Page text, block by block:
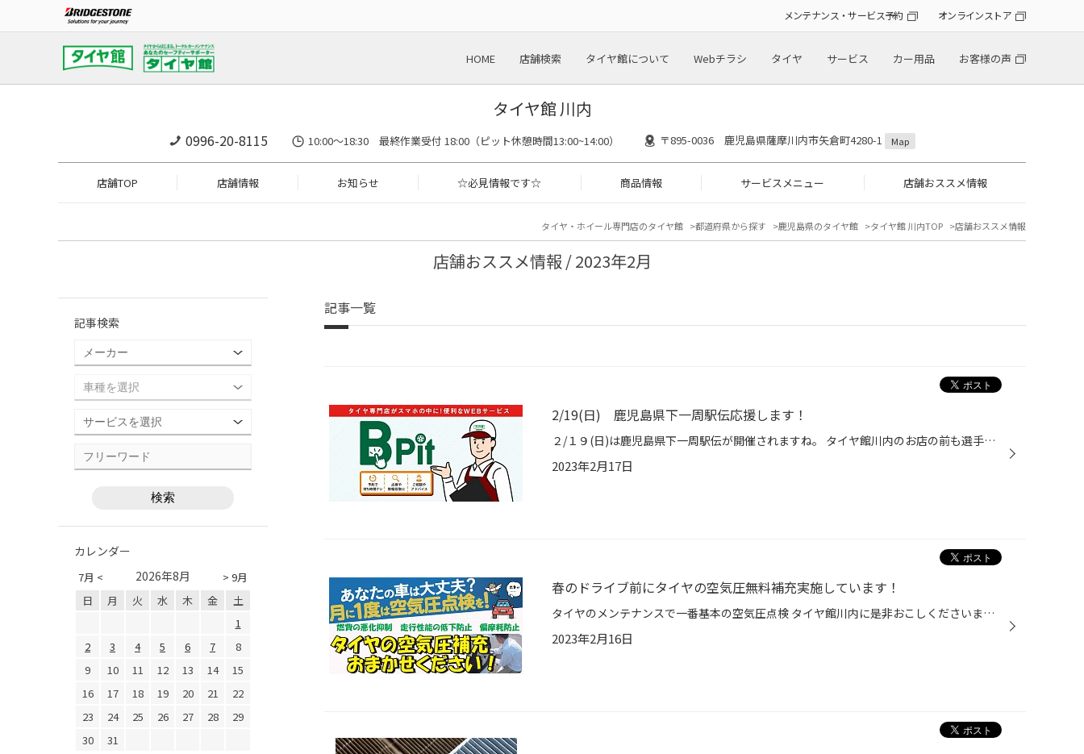
メンテナンス・サービス予約 オンラインストア
HOME 店舗検索 タイヤ館について Webチラシ タイヤ サービス カー用品 お客様の声
タイヤ館 川内
0996-20-8115 10:00～18:30 最終作業受付 18:00（ピット休憩時間13:00~14:00） 〒895-0036 鹿児島県薩摩川内市矢倉町4280-1 Map
店舗TOP 店舗情報 お知らせ ☆必見情報です☆ 商品情報 サービスメニュー 店舗おススメ情報
タイヤ・ホイール専門店のタイヤ館 都道府県から探す 鹿児島県のタイヤ館 タイヤ館 川内TOP 店舗おススメ情報
店舗おススメ情報 / 2023年2月
記事一覧
2/19(日) 鹿児島県下一周駅伝応援します！
２/１９(日)は鹿児島県下一周駅伝が開催されますね。 タイヤ館川内のお店の前も選手の方が走るコースとなっています。 タイヤ館川内の前をお昼ごろ、おそらく１３時前後に通過されると思います。 交通規制があるようですので、ご来店の際はご注意くださいませ。 お店の裏側、ダイレックス川内店様の...
2023年2月17日
春のドライブ前にタイヤの空気圧無料補充実施しています！
タイヤのメンテナンスで一番基本の空気圧点検 タイヤ館川内に是非おこしくださいませ。 ご予約なしで結構です。 明るく元気なスタッフがご対応致します！
2023年2月16日
記事検索
カレンダー
7月 < > 9月
2026年8月
日 月 火 水 木 金
土
1
2
3 4 5 6 7
8
9
10 11 12 13 14
15
16
17 18 19 20 21
22
23
24 25 26 27 28
29
30
31